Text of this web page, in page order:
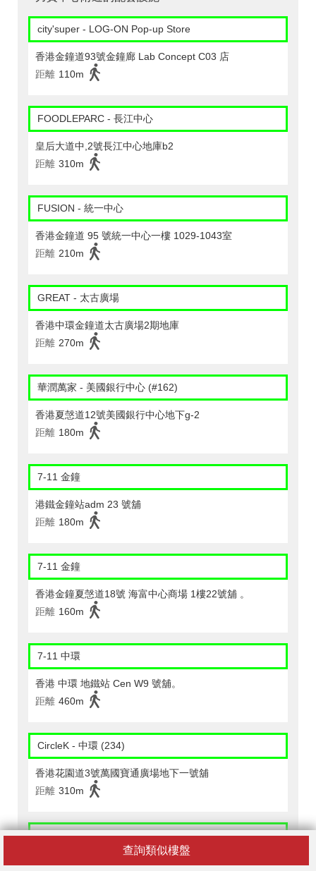
查詢類似樓盤
city'super - LOG-ON Pop-up Store
香港金鐘道93號金鐘廊 Lab Concept C03 店
距離 110m
FOODLEPARC - 長江中心
皇后大道中,2號長江中心地庫b2
距離 310m
FUSION - 統一中心
香港金鐘道 95 號統一中心一樓 1029-1043室
距離 210m
GREAT - 太古廣場
香港中環金鐘道太古廣場2期地庫
距離 270m
華潤萬家 - 美國銀行中心 (#162)
香港夏愨道12號美國銀行中心地下g-2
距離 180m
7-11 金鐘
港鐵金鐘站adm 23 號舖
距離 180m
7-11 金鐘
香港金鐘夏愨道18號 海富中心商場 1樓22號舖 。
距離 160m
7-11 中環
香港 中環 地鐵站 Cen W9 號舖。
距離 460m
CircleK - 中環 (234)
香港花園道3號萬國寶通廣場地下一號舖
距離 310m
CircleK - 中環 (258)
香港中環夏愨道十二號美國銀行中心一樓香港中文大學